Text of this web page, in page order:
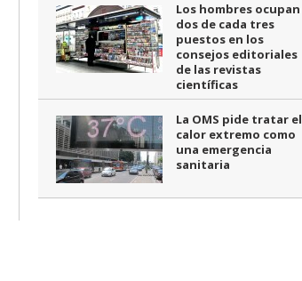
Los hombres ocupan
dos de cada tres
puestos en los
consejos editoriales
de las revistas
científicas
La OMS pide tratar el
calor extremo como
una emergencia
sanitaria